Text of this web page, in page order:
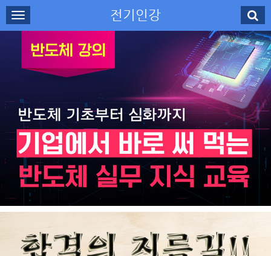
전기인강
로그인
수강신청
강사소개
고객센터
무료강의